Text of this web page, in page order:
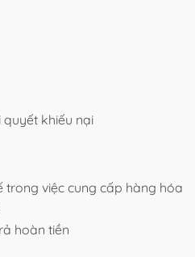
quyết khiếu nại
trong việc cung cấp hàng hóa
hoàn tiền